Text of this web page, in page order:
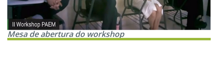
Mesa de abertura do workshop